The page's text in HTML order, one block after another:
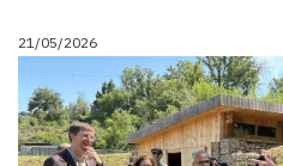
21/05/2026